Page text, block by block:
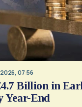
07:56
Billion in
Year-End